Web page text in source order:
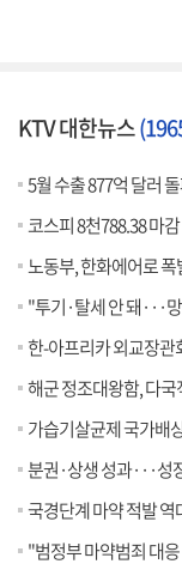
KTV 대한뉴스
5월 수출 877억 달러
코스피 8천788.38 마
노동부, 한화에어로
"투기·탈세 안 돼···
한-아프리카 외교장
해군 정조대왕함, 다
가습기살균제 국가배
분권·상생 성과···성
국경단계 마약 적발 역대
"범정부 마약범죄 대